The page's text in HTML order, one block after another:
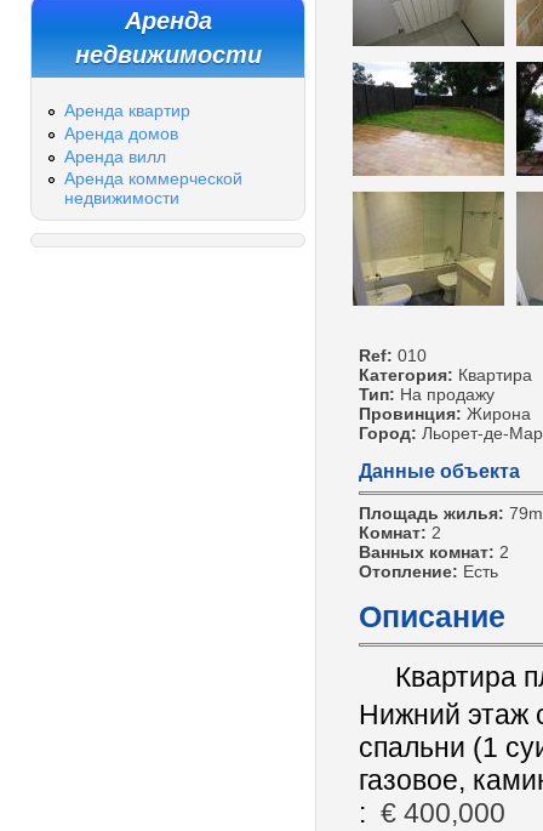
Аренда
недвижимости
Аренда квартир
Аренда домов
Аренда вилл
Аренда коммерческой
недвижимости
Ref: 010
Категория: Квартира
Тип: На продажу
Провинция: Жирона
Город: Льорет-де-Мар
Данные объекта
Площадь жилья:
Комнат: 2
Ванных комнат: 2
Отопление: Есть
Описание
Квартира
Нижний этаж
спальни (1
газовое,
: € 400,000